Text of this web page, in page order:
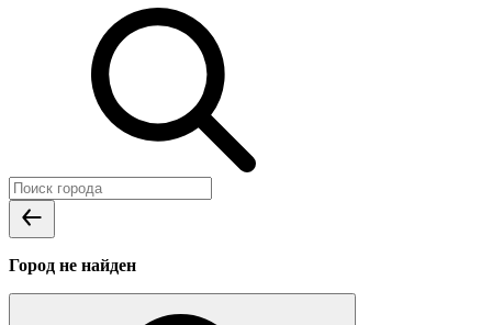
Город не найден